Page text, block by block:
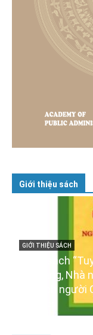
Giới thiệu sách
với Tổ quốc,
– Sáng ngời